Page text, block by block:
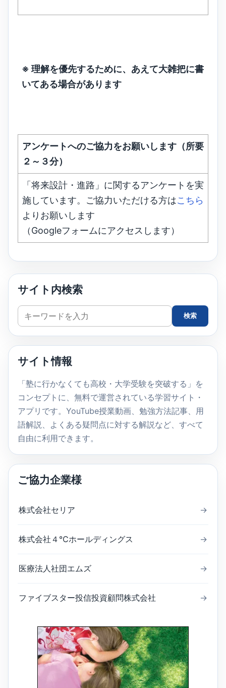
※ 理解を優先するために、あえて大雑把に書
いてある場合があります
アンケートへのご協力をお願いします（所要
２～３分）
「将来設計・進路」に関するアンケートを実
施しています。ご協力いただける方はこちら
よりお願いします
（Googleフォームにアクセスします）
サイト内検索
サ
イ
ト
検
索
検索
サイト情報
「塾に行かなくても高校・大学受験を突破する」を
コンセプトに、無料で運営されている学習サイト・
アプリです。YouTube授業動画、勉強方法記事、用
語解説、よくある疑問点に対する解説など、すべて
自由に利用できます。
ご協力企業様
株式会社セリア →
株式会社４℃ホールディングス →
医療法人社団エムズ →
ファイブスター投信投資顧問株式会社 →